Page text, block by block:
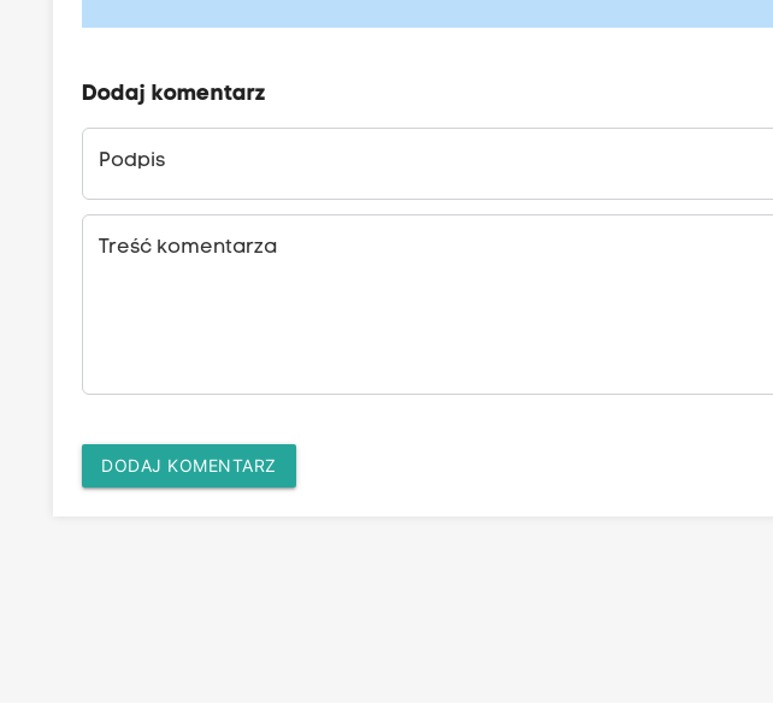
Dodaj komentarz
Podpis
Treść komentarza
DODAJ KOMENTARZ